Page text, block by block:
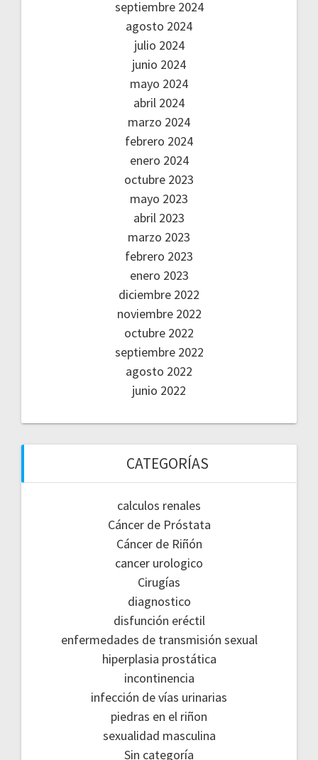
septiembre 2024
agosto 2024
julio 2024
junio 2024
mayo 2024
abril 2024
marzo 2024
febrero 2024
enero 2024
octubre 2023
mayo 2023
abril 2023
marzo 2023
febrero 2023
enero 2023
diciembre 2022
noviembre 2022
octubre 2022
septiembre 2022
agosto 2022
junio 2022
CATEGORÍAS
calculos renales
Cáncer de Próstata
Cáncer de Riñón
cancer urologico
Cirugías
diagnostico
disfunción eréctil
enfermedades de transmisión sexual
hiperplasia prostática
incontinencia
infección de vías urinarias
piedras en el riñon
sexualidad masculina
Sin categoría